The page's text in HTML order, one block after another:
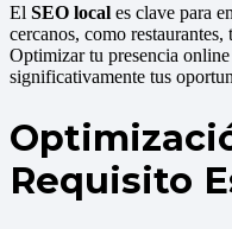
El SEO local es clave para
cercanos, como
Optimizar tu presencia
significativamente tus
Requisito